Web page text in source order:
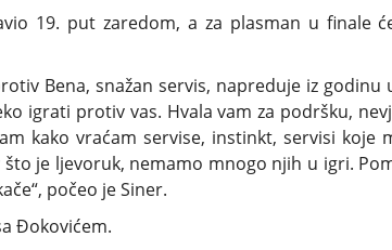
19. put zaredom, a za plasman u finale
Bena, snažan servis, napreduje iz godinu
igrati protiv vas. Hvala vam za podršku,
kako vraćam servise, instinkt, servisi koje
što je ljevoruk, nemamo mnogo njih u igri.
počeo je Siner.
Đokovićem.